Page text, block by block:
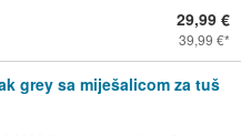
29,99 €
39,99 €
grey sa miješalicom za tuš